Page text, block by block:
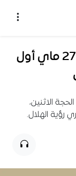
السعودية تعلن يوم الأربعاء 27 ماي أول
الاثنين،